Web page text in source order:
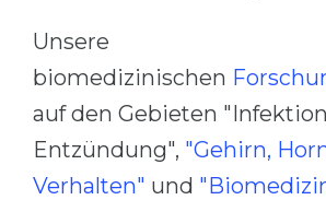
Holland Test
Success at
WE APPLY FROM...
Russia
Unsere
biomedizinischen
auf den Gebieten
Entzündung", "Gehirn,
Verhalten" und